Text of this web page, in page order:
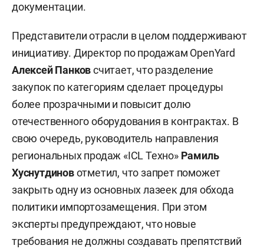
документации.
Представители отрасли в целом поддерживают
инициативу. Директор по продажам OpenYard
Алексей Панковсчитает, что разделение
закупок по категориям сделает процедуры
более прозрачными и повысит долю
отечественного оборудования в контрактах. В
свою очередь, руководитель направления
региональных продаж «ICL Техно» Рамиль
Хуснутдиновотметил, что запрет поможет
закрыть одну из основных лазеек для обхода
политики импортозамещения. При этом
эксперты предупреждают, что новые
требования не должны создавать препятствий